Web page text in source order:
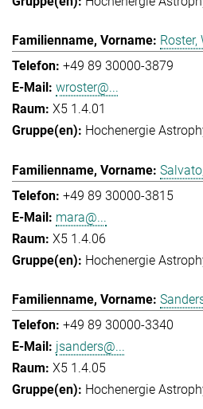
+49 89 30000-3879
wroster@...
X5 1.4.01
Hochenergie
+49 89 30000-3815
mara@...
X5 1.4.06
Hochenergie
+49 89 30000-3340
jsanders@...
X5 1.4.05
Hochenergie